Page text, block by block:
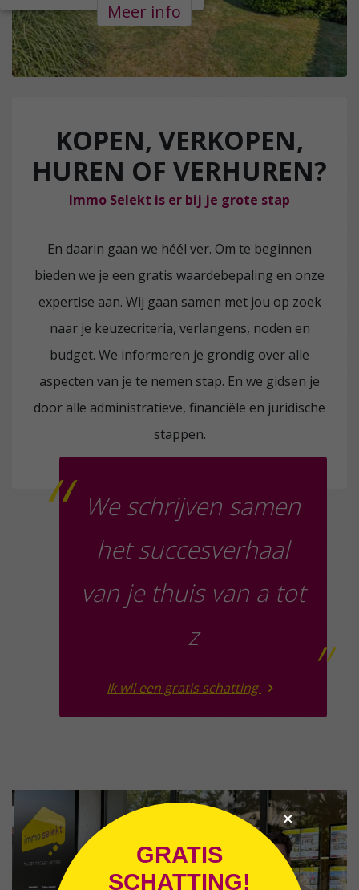
Meer info
KOPEN, VERKOPEN,
HUREN OF VERHUREN?
Immo Selekt is er bij je grote stap
En daarin gaan we héél ver. Om te beginnen
bieden we je een gratis waardebepaling en onze
expertise aan. Wij gaan samen met jou op zoek
naar je keuzecriteria, verlangens, noden en
budget. We informeren je grondig over alle
aspecten van je te nemen stap. En we gidsen je
door alle administratieve, financiële en juridische
stappen.
“
We schrijven samen
het succesverhaal
van je thuis van a tot
z
”
Ik wil een gratis schatting
GRATIS
SCHATTING!